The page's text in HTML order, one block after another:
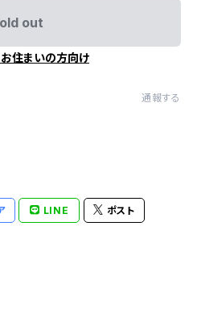
out
住まいの方向け
通報する
LINE ポスト